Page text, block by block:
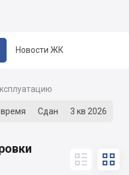
Новости ЖК
Сдан 3 кв 2026
 